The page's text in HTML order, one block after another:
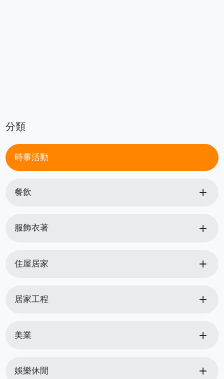
分類
時事活動
餐飲 add
服飾衣著 add
住屋居家 add
居家工程 add
美業 add
娛樂休閒 add